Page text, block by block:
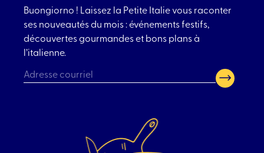
Buongiorno ! Laissez la Petite Italie vous raconter
ses nouveautés du mois : événements festifs,
découvertes gourmandes et bons plans à
l’italienne.